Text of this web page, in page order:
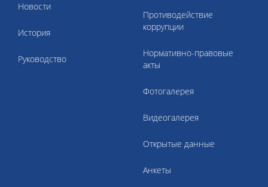
Новости
История
Руководство
Противодействие
коррупции
Нормативно-правовые
акты
Фотогалерея
Видеогалерея
Открытые данные
Анкеты